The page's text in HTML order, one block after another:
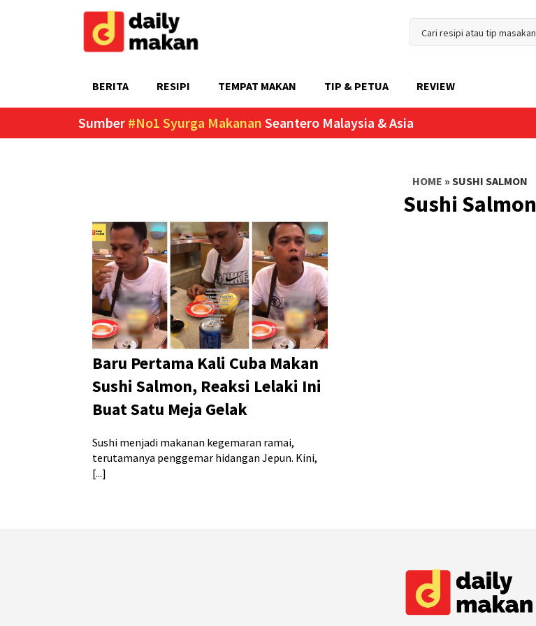
BERITA RESIPI TEMPAT MAKAN TIP & PETUA REVIEW
Sumber #No1 Syurga Makanan Seantero Malaysia & Asia
HOME » SUSHI SALMON
Sushi Salmon
Baru Pertama Kali Cuba Makan
Sushi Salmon, Reaksi Lelaki Ini
Buat Satu Meja Gelak
Sushi menjadi makanan kegemaran ramai,
terutamanya penggemar hidangan Jepun. Kini,
[...]